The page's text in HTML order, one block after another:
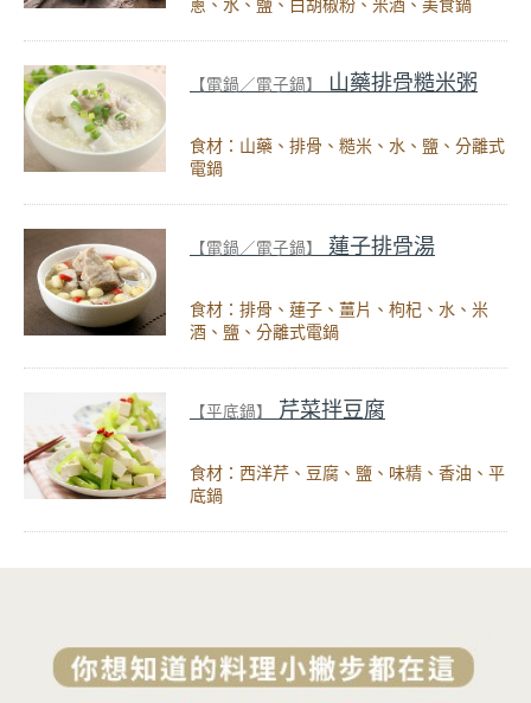
蔥、水、鹽、白胡椒粉、米酒、美食鍋
【電鍋／電子鍋】 山藥排骨糙米粥
食材：山藥、排骨、糙米、水、鹽、分離式
電鍋
【電鍋／電子鍋】 蓮子排骨湯
食材：排骨、蓮子、薑片、枸杞、水、米
酒、鹽、分離式電鍋
【平底鍋】 芹菜拌豆腐
食材：西洋芹、豆腐、鹽、味精、香油、平
底鍋